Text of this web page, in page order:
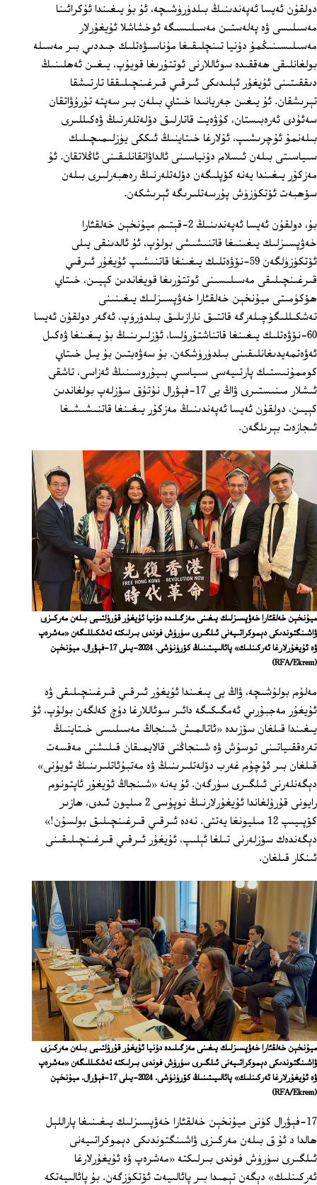
دولقۇن ئەيسا ئەپەندىنىڭ بىلدۈرۈشىچە، ئۇ بۇ يىغىندا ئۇكرائىنا
مەسىلىسى ۋە پەلەستىن مەسىلىسىگە ئوخشاشلا ئۇيغۇرلار
مەسىلىسىنىڭمۇ دۇنيا تىنچلىقىغا مۇناسىۋەتلىك جىددىي بىر مەسىلە
بولغانلىقى ھەققىدە سوئاللارنى ئوتتۇرىغا قويۇپ، يىغىن ئەھلىنىڭ
دىققىتىنى ئۇيغۇر ئېلىدىكى ئىرقىي قىرغىنچىلىققا تارتىشقا
تېرىشقان. ئۇ يىغىن جەريانىدا خىتاي بىلەن بىر سەپتە تۇرۇۋاتقان
سەئۇدى ئەرەبىستان، كۇۋەيت قاتارلىق دۆلەتلەرنىڭ ۋەكىللىرى
بىلەنمۇ ئۇچرىشىپ، ئۇلارغا خىتاينىڭ ئىككى يۈزلىمىچىلىك
سىياسىتى بىلەن ئىسلام دۇنياسىنى ئالداۋاتقانلىقىنى ئاڭلاتقان. ئۇ
مەزكۇر يىغىندا يەنە كۆپلىگەن دۆلەتلەرنىڭ رەھبەرلىرى بىلەن
سۆھبەت ئۆتكۈزۈش پۇرسەتلىرىگە ئېرىشكەن.
بۇ، دولقۇن ئەيسا ئەپەندىنىڭ 2-قېتىم ميۇنخېن خەلقئارا
خەۋپسىزلىك يىغىنىغا قاتنىشىشى بولۇپ، ئۇ ئالدىنقى يىلى
ئۆتكۈزۈلگەن 59-نۆۋەتلىك يىغىنغا قاتنىشىپ ئۇيغۇر ئىرقىي
قىرغىنچىلىقى مەسىلىسىنى ئوتتۇرىغا قويغاندىن كېيىن، خىتاي
ھۆكۈمىتى ميۇنخېن خەلقئارا خەۋپسىزلىك يىغىنىنى
تەشكىللىگۈچىلەرگە قاتتىق نارازىلىق بىلدۈرۈپ، ئەگەر دولقۇن ئەيسا
60-نۆۋەتلىك يىغىنغا قاتناشتۇرۇلسا، ئۆزلىرىنىڭ بۇ يىغىنغا ۋەكىل
ئەۋەتمەيدىغانلىقىنى بىلدۈرۈشكەن. بۇ سەۋەبتىن بۇ يىل خىتاي
كوممۇنىستىك پارتىيەسى سىياسىي بىيۇروسىنىڭ ئەزاسى، تاشقى
ئىشلار مىنىستىرى ۋاڭ يى 17-فېۋرال نۇتۇق سۆزلەپ بولغاندىن
كېيىن، دولقۇن ئەيسا ئەپەندىنىڭ مەزكۇر يىغىنغا قاتنىشىشىغا
ئىجازەت بېرىلگەن.
ميۇنخېن خەلقئارا خەۋپسىزلىك يىغىنى مەزگىلىدە دۇنيا ئۇيغۇر قۇرۇلتىيى بىلەن مەركىزى
ۋاشىنگتوندىكى دېموكراتىيەنى ئىلگىرى سۈرۈش فوندى بىرلىكتە تەشكىللىگەن «مەشرەپ
ۋە ئۇيغۇرلارغا ئەركىنلىك» پائالىيىتىنىڭ كۆرۈنۈشى. 2024-يىلى 17-فېۋرال. ميۇنخېن
(RFA/Ekrem)
مەلۇم بولۇشىچە، ۋاڭ يى يىغىندا ئۇيغۇر ئىرقىي قىرغىنچىلىقى ۋە
ئۇيغۇر مەجبۇرىي ئەمگىكىگە دائىر سوئاللارغا دۇچ كەلگەن بولۇپ، ئۇ
يىغىندا قىلغان سۆزىدە «ئاتالمىش شىنجاڭ مەسىلىسى خىتاينىڭ
تەرەققىياتىنى توسۇش ۋە شىنجاڭنى قالايمىقان قىلىشنى مەقسەت
قىلغان بىر ئۇچۇم غەرب دۆلەتلىرىنىڭ ۋە مەتبۇئاتلىرىنىڭ ئويۇنى»
دېگەنلەرنى ئىلگىرى سۈرگەن. ئۇ يەنە «شىنجاڭ ئۇيغۇر ئاپتونوم
رايونى قۇرۇلغاندا ئۇيغۇرلارنىڭ نوپۇسى 2 مىليون ئىدى، ھازىر
كۆپىيىپ 12 مىليونغا يەتتى. نەدە ئىرقىي قىرغىنچىلىق بولسۇن!»
دېگەندەك سۆزلەرنى تىلغا ئېلىپ، ئۇيغۇر ئىرقىي قىرغىنچىلىقىنى
ئىنكار قىلغان.
ميۇنخېن خەلقئارا خەۋپسىزلىك يىغىنى مەزگىلىدە دۇنيا ئۇيغۇر قۇرۇلتىيى بىلەن مەركىزى
ۋاشىنگتوندىكى دېموكراتىيەنى ئىلگىرى سۈرۈش فوندى بىرلىكتە تەشكىللىگەن «مەشرەپ
ۋە ئۇيغۇرلارغا ئەركىنلىك» پائالىيىتىنىڭ كۆرۈنۈشى. 2024-يىلى 17-فېۋرال. ميۇنخېن
(RFA/Ekrem)
17-فېۋرال كۈنى ميۇنخېن خەلقئارا خەۋپسىزلىك يىغىنىغا پاراللېل
ھالدا د ئۇ ق بىلەن مەركىزى ۋاشىنگتوندىكى دېموكراتىيەنى
ئىلگىرى سۈرۈش فوندى بىرلىكتە «مەشرەپ ۋە ئۇيغۇرلارغا
ئەركىنلىك» دېگەن تېمىدا بىر پائالىيەت ئۆتكۈزگەن. بۇ پائالىيەتكە